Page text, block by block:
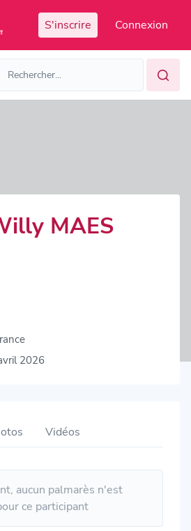
S'inscrire Connexion
Vidéos
aucun palmarès n'est
ce participant
MAES
2026